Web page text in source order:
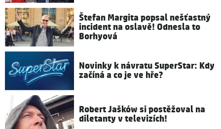
Štefan Margita popsal nešťastný
incident na oslavě! Odnesla to
Borhyová
Novinky k návratu SuperStar: Kdy
začíná a co je ve hře?
Robert Jašków si postěžoval na
diletanty v televizích!